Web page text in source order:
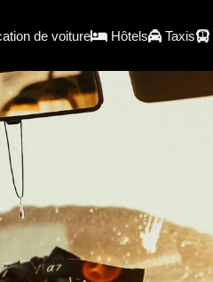
de voiture Hôtels Taxis